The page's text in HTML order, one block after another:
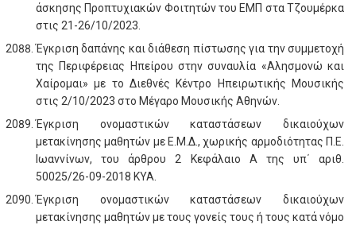
άσκησης Προπτυχιακών Φοιτητών του ΕΜΠ στα Τζουμέρκα
στις 21-26/10/2023.
Έγκριση δαπάνης και διάθεση πίστωσης για την συμμετοχή
της Περιφέρειας Ηπείρου στην συναυλία «Αλησμονώ και
Χαίρομαι» με το Διεθνές Κέντρο Ηπειρωτικής Μουσικής
στις 2/10/2023 στο Μέγαρο Μουσικής Αθηνών.
Έγκριση ονομαστικών καταστάσεων δικαιούχων
μετακίνησης μαθητών με Ε.Μ.Δ., χωρικής αρμοδιότητας Π.Ε.
Ιωαννίνων, του άρθρου 2 Κεφάλαιο Α της υπ΄ αριθ.
50025/26-09-2018 ΚΥΑ.
Έγκριση ονομαστικών καταστάσεων δικαιούχων
μετακίνησης μαθητών με τους γονείς τους ή τους κατά νόμο